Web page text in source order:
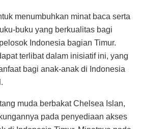
menumbuhkan minat baca serta
buku yang berkualitas bagi
Indonesia bagian Timur.
terlibat dalam inisiatif ini, yang
bagi anak-anak di Indonesia
muda berbakat Chelsea Islan,
pada penyediaan akses